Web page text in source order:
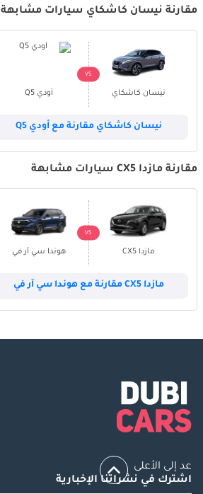
مقارنة نيسان كاشكاي سيارات مشابهة
نيسان كاشكاي
VS
أودي Q5
نيسان كاشكاي مقارنة مع أودي Q5
مقارنة مازدا CX5 سيارات مشابهة
مازدا CX5
VS
هوندا سي آر في
مازدا CX5 مقارنة مع هوندا سي آر في
عد إلى الأعلى
اشترك في نشراتنا الإخبارية